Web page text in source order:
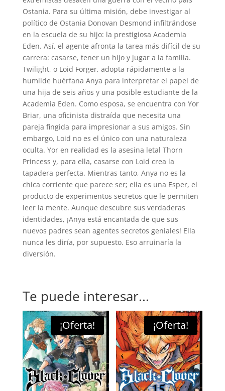
Ostania. Para su última misión, debe investigar al
político de Ostania Donovan Desmond infiltrándose
en la escuela de su hijo: la prestigiosa Academia
Eden. Así, el agente afronta la tarea más difícil de su
carrera: casarse, tener un hijo y jugar a la familia.
Twilight, o Loid Forger, adopta rápidamente a la
humilde huérfana Anya para interpretar el papel de
una hija de seis años y una posible estudiante de la
Academia Eden. Como esposa, se encuentra con Yor
Briar, una oficinista distraída que necesita una
pareja fingida para impresionar a sus amigos. Sin
embargo, Loid no es el único con una naturaleza
oculta. Yor en realidad es la asesina letal Thorn
Princess y, para ella, casarse con Loid crea la
tapadera perfecta. Mientras tanto, Anya no es la
chica corriente que parece ser; ella es una Esper, el
producto de experimentos secretos que le permiten
leer la mente. Aunque descubre sus verdaderas
identidades, ¡Anya está encantada de que sus
nuevos padres sean agentes secretos geniales! Ella
nunca les diría, por supuesto. Eso arruinaría la
diversión.
Te puede interesar...
¡Oferta! ¡Oferta!